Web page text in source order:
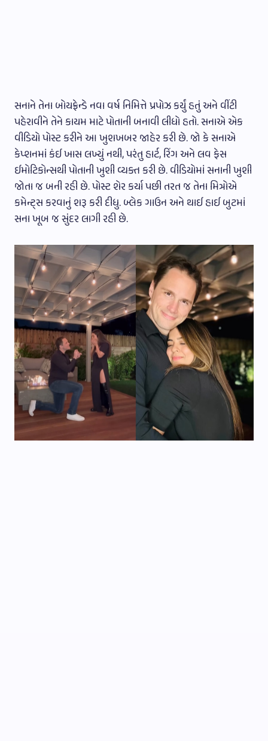
સનાને તેના બોયફ્રેન્ડે નવા વર્ષ નિમિત્તે પ્રપોઝ કર્યું હતું અને વીંટી
પહેરાવીને તેને કાયમ માટે પોતાની બનાવી લીધો હતો. સનાએ એક
વીડિયો પોસ્ટ કરીને આ ખુશખબર જાહેર કરી છે. જો કે સનાએ
કેપ્શનમાં કંઈ ખાસ લખ્યું નથી, પરંતુ હાર્ટ, રિંગ અને લવ ફેસ
ઈમોટિકોન્સથી પોતાની ખુશી વ્યક્ત કરી છે. વીડિયોમાં સનાની ખુશી
જોતા જ બની રહી છે. પોસ્ટ શેર કર્યા પછી તરત જ તેના મિત્રોએ
કમેન્ટ્સ કરવાનું શરૂ કરી દીધુ. બ્લેક ગાઉન અને થાઈ હાઈ બુટમાં
સના ખૂબ જ સુંદર લાગી રહી છે.